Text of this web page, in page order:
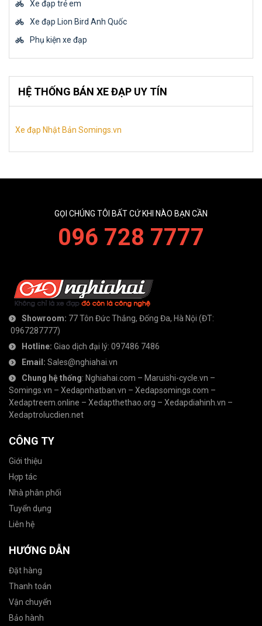
Xe đạp trẻ em
Xe đạp Lion Bird Anh Quốc
Phụ kiện xe đạp
HỆ THỐNG BÁN XE ĐẠP UY TÍN
Xe đạp Nhật Bản Somings.vn
GỌI CHÚNG TÔI BẤT CỨ KHI NÀO BẠN CẦN
096 728 7777
Showroom: 77 Tôn Đức Thắng, Đống Đa, Hà Nội (ĐT:
0967287777)
Hotline: Giao dịch đại lý: 097486 7486
Email: Sales@nghiahai.vn
Chung hệ thống: Nghiahai.com – Maruishi-cycle.vn –
Somings.vn – Xedapnhatban.vn – Xedapsomings.com –
Xedaptreem.online – Xedapthethao.org – Xedapdiahinh.vn –
Xedaptrolucdien.net
CÔNG TY
Giới thiệu
Hợp tác
Nhà phân phối
Tuyển dụng
Liên hệ
HƯỚNG DẪN
Đặt hàng
Thanh toán
Vận chuyển
Bảo hành